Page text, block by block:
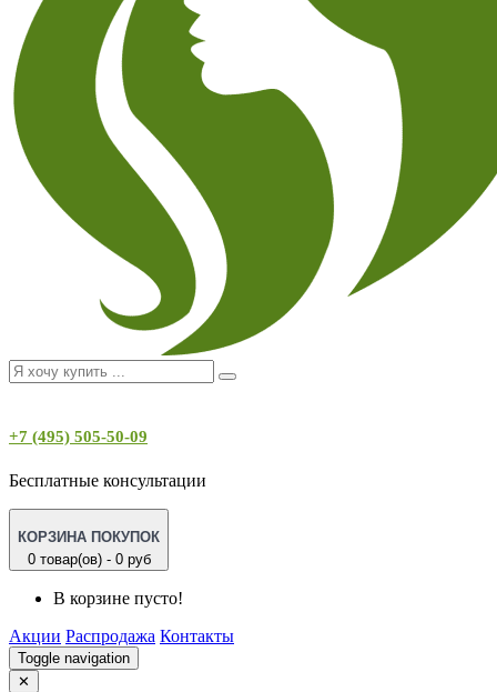
+7 (495) 505-50-09
Бесплатные консультации
КОРЗИНА ПОКУПОК
0 товар(ов) - 0 руб
В корзине пусто!
Акции Распродажа Контакты
Toggle navigation
✕